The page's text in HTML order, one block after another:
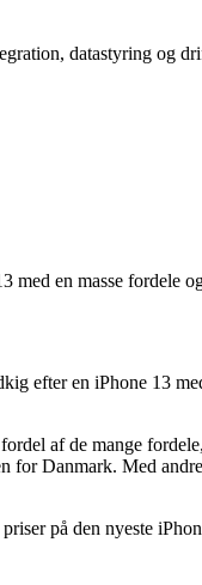
datastyring og
med en masse fordele
efter en iPhone 13
af de mange
Danmark. Med
på den nyeste